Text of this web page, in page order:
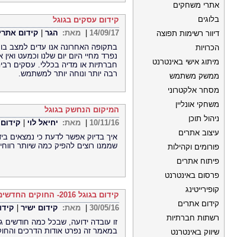
קידום עסקים בגוגל
14/09/17
מאת: הגר
קידום
בתקופה האחרונה אנו עדים למצב
נפרד מחיי היום יום שלנו וכמעט
חברתיות או מדיה בכללי. עסקים
רבה יותר ונוחה יותר למשתמש.
המיקום הנחשק בגוגל
10/11/16
מאת: יחיאל לוי
איך בדיוק אפשר לדעת כי נמצאים
שממנו רוצים להפיק כמה שיותר
קידום בגוגל 2016- החוקים החדשים
30/05/16
מאת: קידום ישיר
זו עובדה ידועה, שבכל כמה חודשים
במאמר זה נפרט אודות הדרכים
אתרי משחקים
בלוגים
דיוור רשימות תפוצה
הכרויות
מיתוג אישי באינטרנט
ממשק משתמש
מסחר אלקטרוני
משחקי אונליין
ניהול תוכן
עיצוב אתרים
פורומים וקהילות
פיתוח אתרים
פרסום באינטרנט
קופירייטינג
קידום אתרים
רשתות חברתיות
שיווק באינטרנט